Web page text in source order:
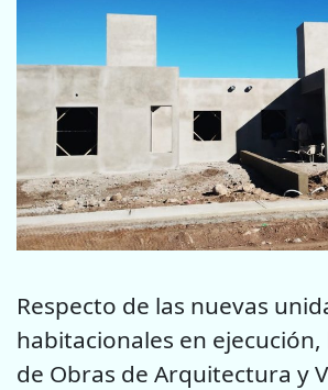
Respecto de las nuevas
habitacionales en
de Obras de Arquitectura y